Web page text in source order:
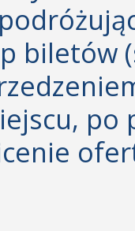
biletów
po